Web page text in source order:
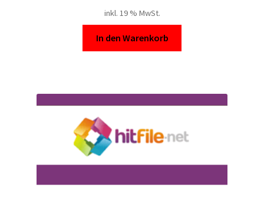
Widerrufsbelehrung
inkl. 19 % MwSt.
In den Warenkorb